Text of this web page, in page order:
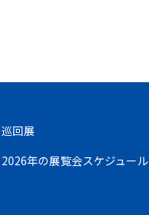
巡回展
2026年の展覧会スケジュール